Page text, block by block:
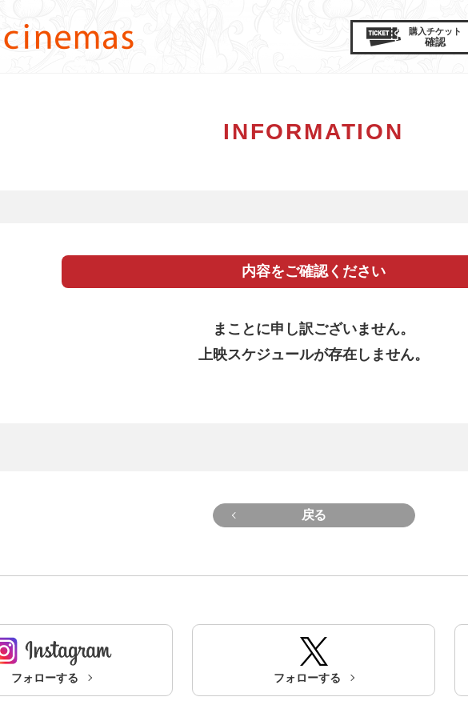
購入チケット
確認
INFORMATION
内容をご確認ください
まことに申し訳ございません。
上映スケジュールが存在しません。
戻る
フォローする フォローする